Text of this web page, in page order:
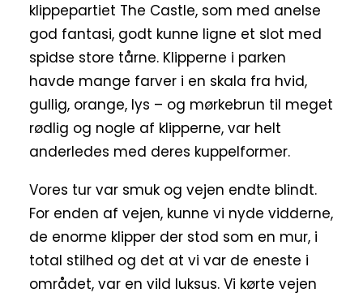
klippepartiet The Castle, som med anelse
god fantasi, godt kunne ligne et slot med
spidse store tårne. Klipperne i parken
havde mange farver i en skala fra hvid,
gullig, orange, lys – og mørkebrun til meget
rødlig og nogle af klipperne, var helt
anderledes med deres kuppelformer.
Vores tur var smuk og vejen endte blindt.
For enden af vejen, kunne vi nyde vidderne,
de enorme klipper der stod som en mur, i
total stilhed og det at vi var de eneste i
området, var en vild luksus. Vi kørte vejen